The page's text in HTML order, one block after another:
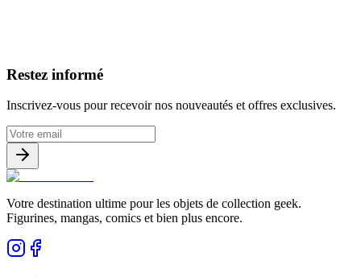
Restez informé
Inscrivez-vous pour recevoir nos nouveautés et offres exclusives.
Votre destination ultime pour les objets de collection geek.
Figurines, mangas, comics et bien plus encore.